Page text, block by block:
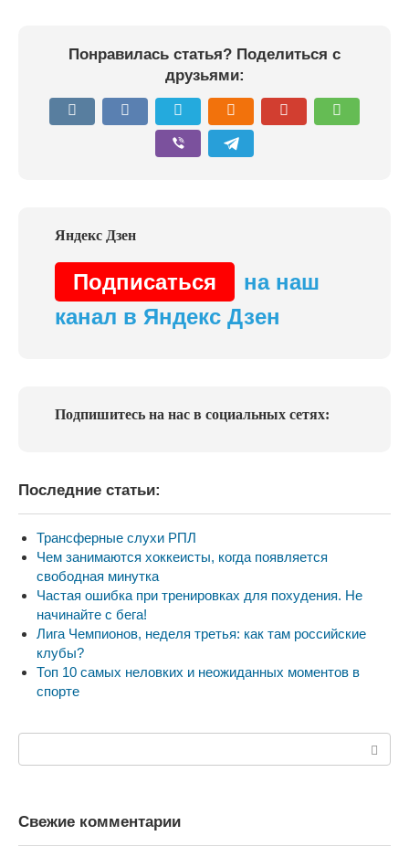
Понравилась статья? Поделиться с
друзьями:
Подписаться
на наш
канал в Яндекс Дзен
Подпишитесь на нас в социальных сетях:
Последние статьи:
Трансферные слухи РПЛ
Чем занимаются хоккеисты, когда появляется
свободная минутка
Частая ошибка при тренировках для похудения. Не
начинайте с бега!
Лига Чемпионов, неделя третья: как там российские
клубы?
Топ 10 самых неловких и неожиданных моментов в
спорте
Свежие комментарии